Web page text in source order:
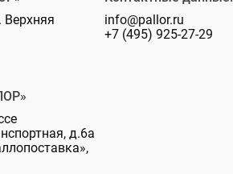
Верхняя
д.6а
info@pallor.ru
+7 (495) 925-27-29